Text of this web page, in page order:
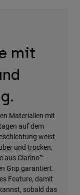
mit
Materialien mit
auf dem
weist
und trocken,
aus Clarino™-
Grip garantiert.
Feature, damit
sobald das